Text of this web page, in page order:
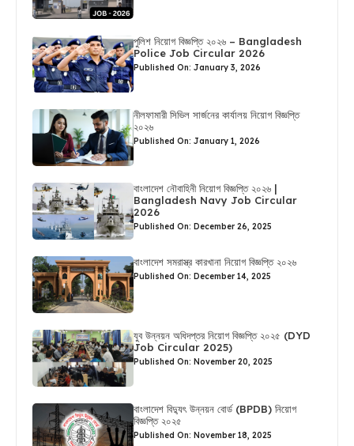
পুলিশ নিয়োগ বিজ্ঞপ্তি ২০২৬ – Bangladesh
Police Job Circular 2026
Published On: January 3, 2026
নীলফামারী সিভিল সার্জনের কার্যালয় নিয়োগ বিজ্ঞপ্তি
২০২৬
Published On: January 1, 2026
বাংলাদেশ নৌবাহিনী নিয়োগ বিজ্ঞপ্তি ২০২৬ |
Bangladesh Navy Job Circular
2026
Published On: December 26, 2025
বাংলাদেশ সমরাস্ত্র কারখানা নিয়োগ বিজ্ঞপ্তি ২০২৬
Published On: December 14, 2025
যুব উন্নয়ন অধিদপ্তর নিয়োগ বিজ্ঞপ্তি ২০২৫ (DYD
Job Circular 2025)
Published On: November 20, 2025
বাংলাদেশ বিদ্যুৎ উন্নয়ন বোর্ড (BPDB) নিয়োগ
বিজ্ঞপ্তি ২০২৫
Published On: November 18, 2025